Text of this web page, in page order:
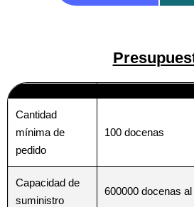
Cantidad
mínima de
pedido
100 docenas
Capacidad de
suministro
600000 docenas